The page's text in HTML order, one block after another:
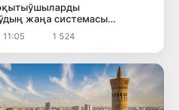
жаңа системасы
билимди баҳалаўдың жаңа
сыйлықлар нәзерде
1 524